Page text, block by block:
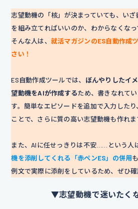
志望動機の「核」が決まっていても、い
を組み立てればいいのか、わからなくなっ
そんな人は、 就活マガジンのES自動作成
さい！
ES自動作成ツールでは、 ぼんやりしたイ
望動機をAIが作成するため、書きなれて
す。簡単なエピソードを追加で入力した
ことで、さらに質の高い志望動機も作れま
また、AIに任せっきりは不安……という人
機を添削してくれる「赤ペンES」の併用
例文で実際に添削をしているため、ぜひ確
▼志望動機で迷いたく